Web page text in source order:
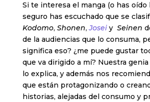
Si te interesa el manga (o has oído
seguro has escuchado que se
Kodomo, Shonen,Joseiy Seinen
de la audiencias que lo consuma,
significa eso? ¿me puede gustar
que va dirigido a mí? Nuestra
lo explica, y además nos
que están protagonizando o
historias, alejadas del consumo y